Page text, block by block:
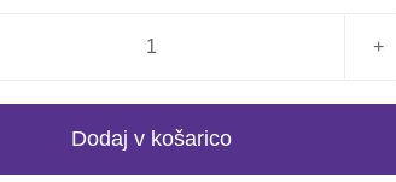
PO
Dodaj v košarico